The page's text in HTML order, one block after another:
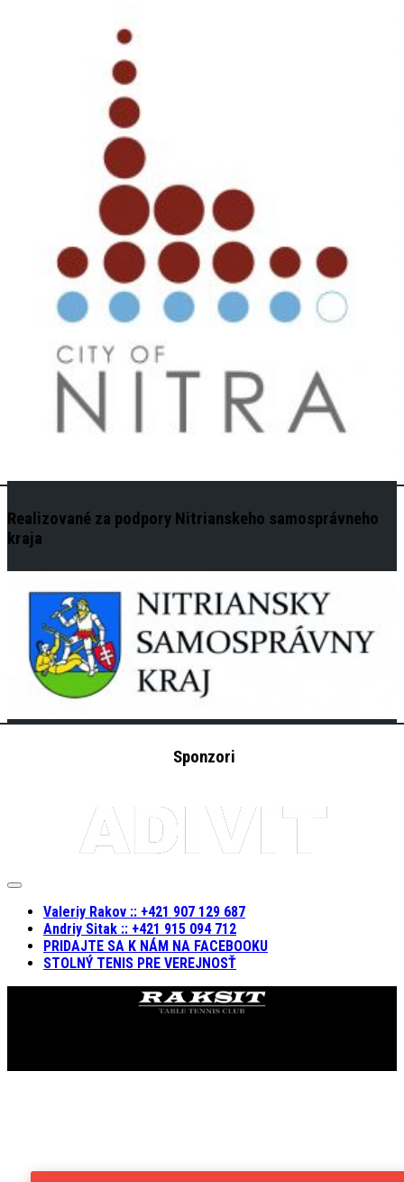
Realizované za podpory Nitrianskeho samosprávneho
kraja
Sponzori
Expand
Valeriy Rakov :: +421 907 129 687
Andriy Sitak :: +421 915 094 712
PRIDAJTE SA K NÁM NA FACEBOOKU
STOLNÝ TENIS PRE VEREJNOSŤ